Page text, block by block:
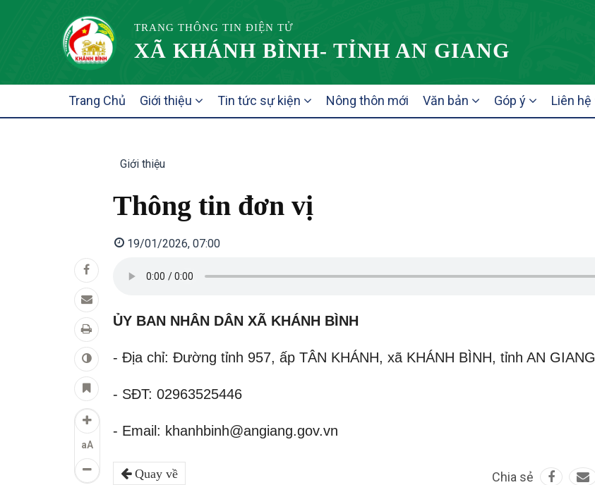
TRANG THÔNG TIN ĐIỆN TỬ
XÃ KHÁNH BÌNH- TỈNH AN GIANG
NAVIGATION
Trang Chủ Giới thiệu Tin tức sự kiện Nông thôn mới Văn bản Góp ý Liên hệ
aA
Giới thiệu
Thông tin đơn vị
19/01/2026, 07:00
ỦY BAN NHÂN DÂN XÃ KHÁNH BÌNH
- Địa chỉ: Đường tỉnh 957, ấp TÂN KHÁNH, xã KHÁNH BÌNH, tỉnh AN GIANG
- SĐT: 02963525446
- Email: khanhbinh@angiang.gov.vn
Quay về Chia sẻ